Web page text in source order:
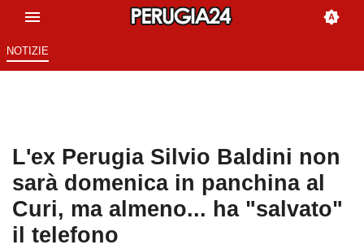
NOTIZIE
L'ex Perugia Silvio Baldini non
sarà domenica in panchina al
Curi, ma almeno... ha "salvato"
il telefono